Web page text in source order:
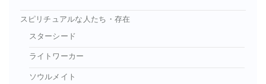
スピリチュアルな人たち・存在
スターシード
ライトワーカー
ソウルメイト